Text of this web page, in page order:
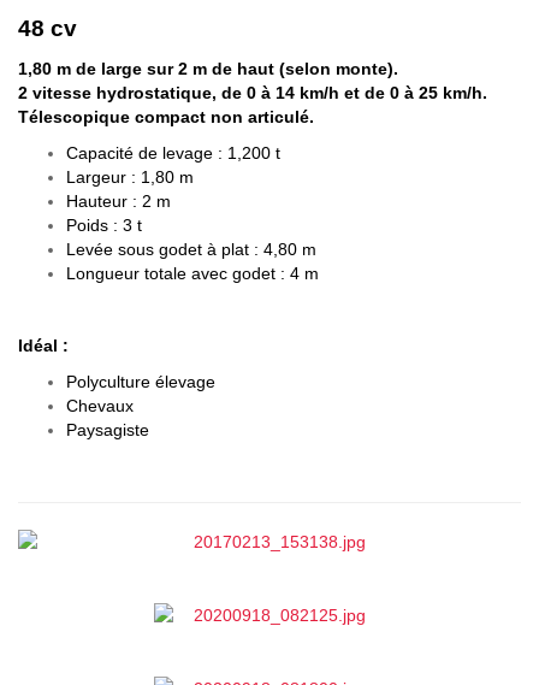
48 cv
1,80 m de large sur 2 m de haut (selon monte).
2 vitesse hydrostatique, de 0 à 14 km/h et de 0 à 25 km/h.
Télescopique compact non articulé.
Capacité de levage : 1,200 t
Largeur : 1,80 m
Hauteur : 2 m
Poids : 3 t
Levée sous godet à plat : 4,80 m
Longueur totale avec godet : 4 m
Idéal :
Polyculture élevage
Chevaux
Paysagiste